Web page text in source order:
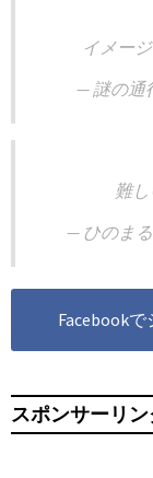
イメー
— 謎の通
難し
— ひのまる
Facebookで
スポンサーリン